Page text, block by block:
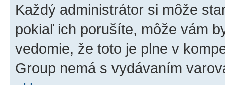
Každý administrátor si môže
pokiaľ ich porušíte, môže vám
vedomie, že toto je plne v
Group nemá s vydávaním